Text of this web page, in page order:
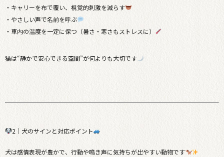
・キャリーを布で覆い、視覚的刺激を減らす
・やさしい声で名前を呼ぶ
・車内の温度を一定に保つ（暑さ・寒さもストレスに）
猫は“静かで安心できる空間”が何よりも大切です
2｜犬のサインと対応ポイント
犬は感情表現が豊かで、行動や鳴き声に気持ちが出やすい動物です